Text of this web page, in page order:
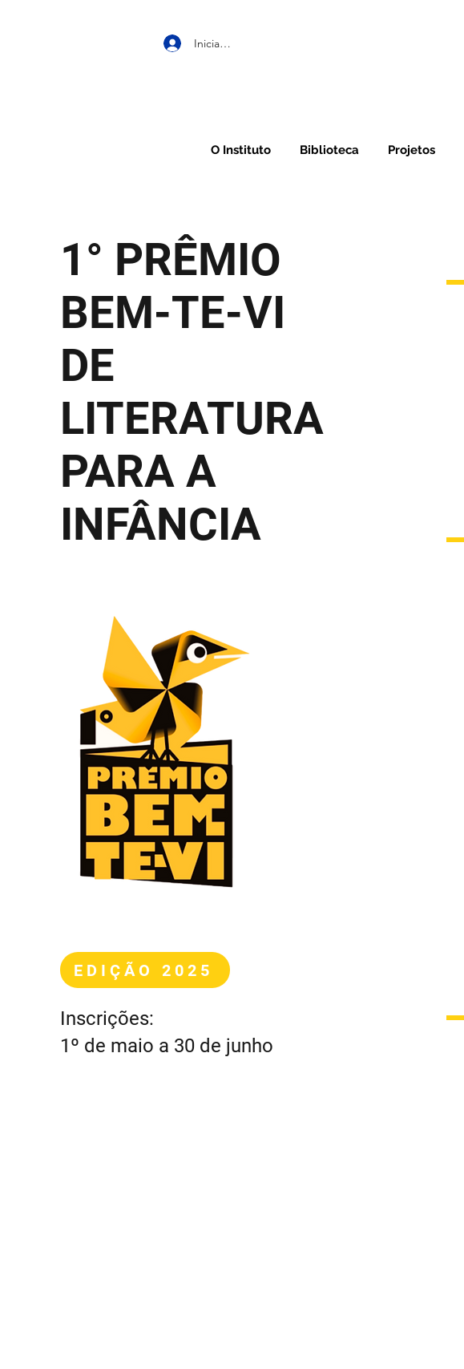
Iniciar sesión
O Instituto Biblioteca Projetos
1° PRÊMIO
BEM-TE-VI
DE
LITERATURA
PARA A
INFÂNCIA
Inscrições:
1º de maio a 30 de junho
EDIÇÃO 2025